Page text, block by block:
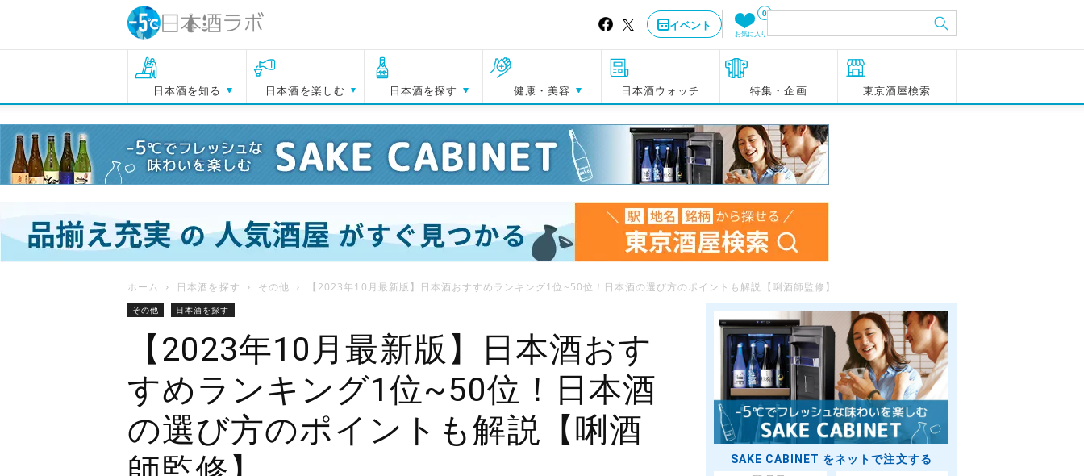
イベント
0
お気に入り
日本酒を知る 日本酒を楽しむ 日本酒を探す 健康・美容 日本酒ウォッチ 特集・企画 東京酒屋検索
ホーム 日本酒を探す その他 【2023年10月最新版】日本酒おすすめランキング1位~50位！日本酒の選び方のポイントも解説【唎酒師監修】
その他 日本酒を探す
【2023年10月最新版】日本酒おす
すめランキング1位~50位！日本酒
の選び方のポイントも解説【唎酒
SAKE CABINET をネットで注文する